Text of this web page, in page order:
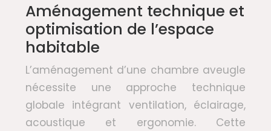
Aménagement technique et
optimisation de l’espace
habitable
L’aménagement d’une chambre aveugle
nécessite une approche technique
globale intégrant ventilation, éclairage,
acoustique et ergonomie. Cette